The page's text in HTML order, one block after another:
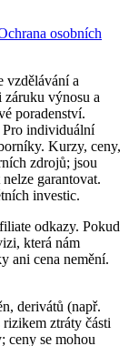
osobních
vzdělávání a
výnosu a
poradenství.
Pro individuální
Kurzy, ceny,
zdrojů; jsou
garantovat.
investic.
odkazy. Pokud
která nám
ani cena nemění.
derivátů (např.
ztráty části
ceny se mohou